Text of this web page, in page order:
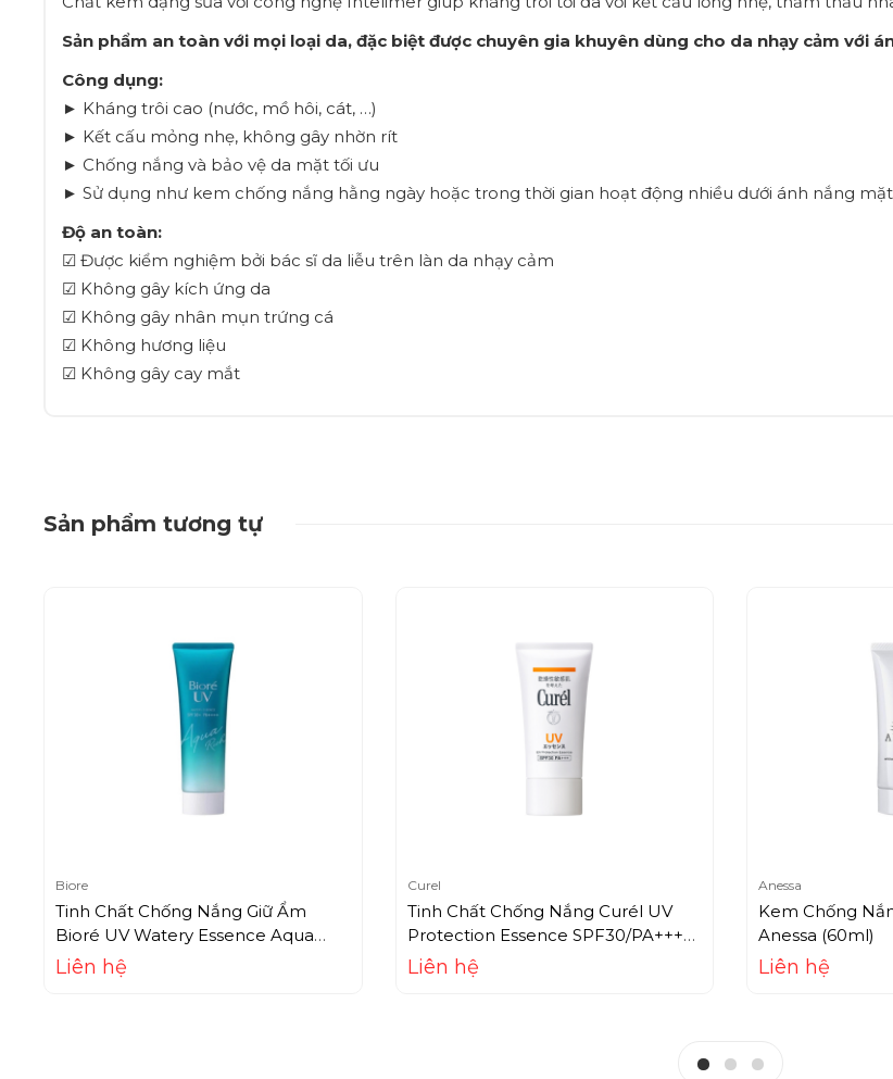
Sản phẩm an toàn với mọi loại da, đặc biệt được chuyên gia khuyên dùng cho da nhạy cảm với
Công dụng:
► Kháng trôi cao (nước, mồ hôi, cát, …)
► Kết cấu mỏng nhẹ, không gây nhờn rít
► Chống nắng và bảo vệ da mặt tối ưu
► Sử dụng như kem chống nắng hằng ngày hoặc trong thời gian hoạt động nhiều dưới ánh nắng mặt
Độ an toàn:
☑ Được kiểm nghiệm bởi bác sĩ da liễu trên làn da nhạy cảm
☑ Không gây kích ứng da
☑ Không gây nhân mụn trứng cá
☑ Không hương liệu
☑ Không gây cay mắt
Sản phẩm tương tự
Biore
Tinh Chất Chống Nắng Giữ Ẩm
Bioré UV Watery Essence Aqua
Rich SPF50+ (85g)
Liên hệ
Curel
Tinh Chất Chống Nắng Curél UV
Protection Essence SPF30/PA+++
(50g)
Liên hệ
Anessa
Kem Chống
Anessa (60ml)
Liên hệ